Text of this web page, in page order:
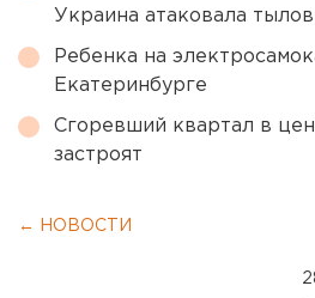
Украина атаковала
Ребенка на
Екатеринбурге
Сгоревший квартал в
застроят
← НОВОСТИ